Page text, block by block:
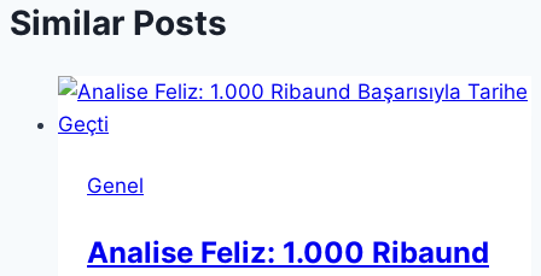
Similar Posts
Genel
Analise Feliz: 1.000 Ribaund